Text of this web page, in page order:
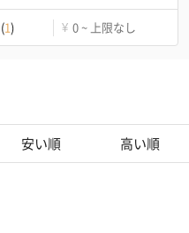
(1) ¥ 0 ~ 上限なし
安い順 高い順